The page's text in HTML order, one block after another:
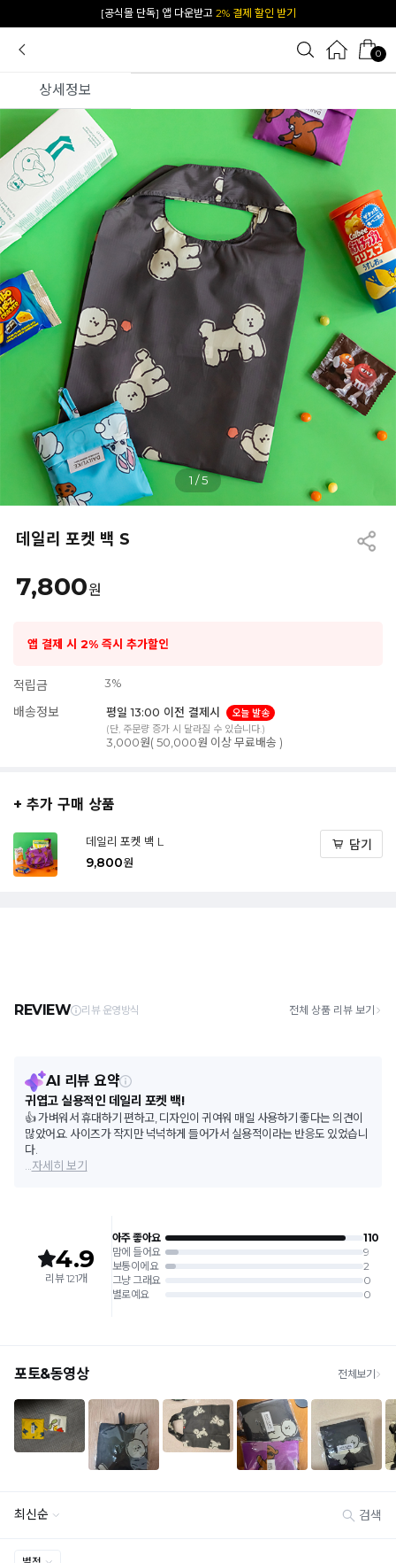
카카오 플친 추가하면1천원 즉시 할인 쿠폰
0
상세정보
1 /5
데일리 포켓 백 S
7,800원
앱 결제 시 2% 즉시 추가할인
적립금 3%
배송정보 평일 13:00 이전 결제시
오늘 발송
(단, 주문량 증가 시 달라질 수 있습니다.)
3,000원( 50,000원 이상 무료배송 )
+ 추가 구매 상품
데일리 포켓 백 L
9,800원
담기